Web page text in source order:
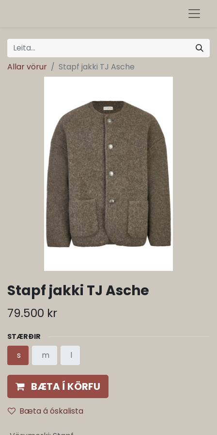
Allar vörur Stapf jakki TJ Asche
Stapf jakki TJ Asche
79.500 kr
STÆRÐIR
s m l
BÆTA Í KÖRFU
Bæta á óskalista